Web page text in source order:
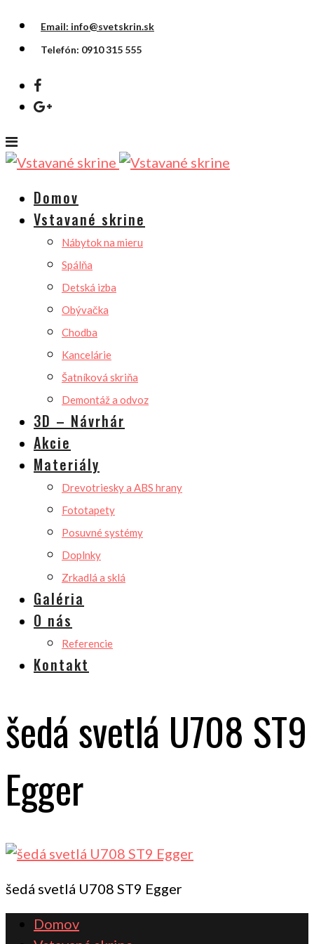
Email: info@svetskrin.sk
Telefón: 0910 315 555
Domov
Vstavané skrine
Nábytok na mieru
Spálňa
Detská izba
Obývačka
Chodba
Kancelárie
Šatníková skriňa
Demontáž a odvoz
3D – Návrhár
Akcie
Materiály
Drevotriesky a ABS hrany
Fototapety
Posuvné systémy
Doplnky
Zrkadlá a sklá
Galéria
O nás
Referencie
Kontakt
šedá svetlá U708 ST9
Egger
šedá svetlá U708 ST9 Egger
Domov